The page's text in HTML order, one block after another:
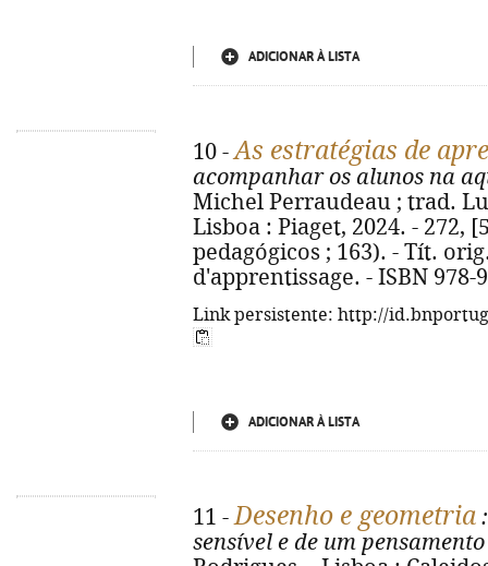
ADICIONAR À LISTA
10 -As estratégias de
acompanhar os alunos na
Michel Perraudeau ; trad.
Lisboa : Piaget, 2024. - 272,
pedagógicos ; 163). - Tít.
d'apprentissage. - ISBN 978-
Link persistente: http://
ADICIONAR À LISTA
11 -Desenho e geometria
sensível e de um